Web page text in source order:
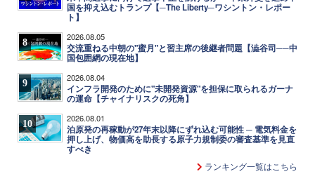
国を抑え込むトランプ【─The Liberty─ワシントン・レポー
ト】
8 2026.08.05
交流重ねる中朝の"蜜月"と習主席の後継者問題【澁谷司──中
国包囲網の現在地】
9 2026.08.04
インフラ開発のために"未開発資源"を担保に取られるガーナ
の運命【チャイナリスクの死角】
10 2026.08.01
泊原発の再稼動が27年末以降にずれ込む可能性 ─ 電気料金を
押し上げ、物価高を助長する原子力規制委の審査基準を見直
すべき
ランキング一覧はこちら